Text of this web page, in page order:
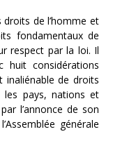
de l’homme et
fondamentaux de
respect par la loi. Il
huit considérations
inaliénable de droits
les pays, nations et
l’annonce de son
générale